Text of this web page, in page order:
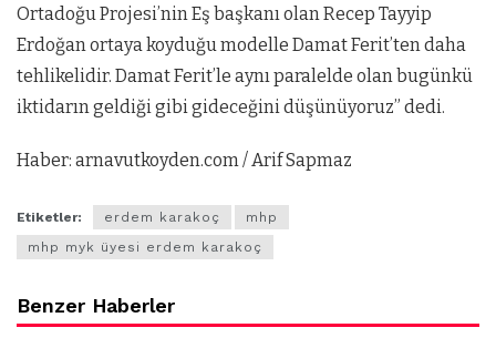
Ortadoğu Projesi’nin Eş başkanı olan Recep Tayyip
Erdoğan ortaya koyduğu modelle Damat Ferit’ten daha
tehlikelidir. Damat Ferit’le aynı paralelde olan bugünkü
iktidarın geldiği gibi gideceğini düşünüyoruz” dedi.
Haber: arnavutkoyden.com / Arif Sapmaz
Etiketler: erdem karakoç
mhp
mhp myk üyesi erdem karakoç
Benzer Haberler